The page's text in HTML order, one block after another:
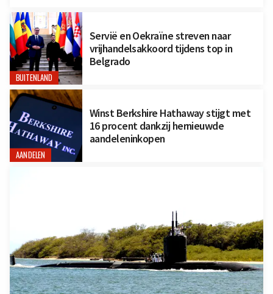
BUITENLAND
Servië en Oekraïne streven naar
vrijhandelsakkoord tijdens top in
Belgrado
AANDELEN
Winst Berkshire Hathaway stijgt met
16 procent dankzij hernieuwde
aandeleninkopen